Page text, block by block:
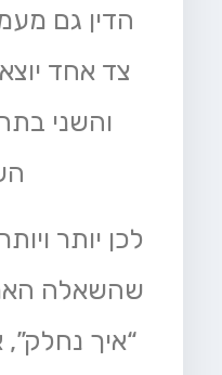
הדין גם
צד אחד
והשני
לכן יותר
שהשאלה
“איך